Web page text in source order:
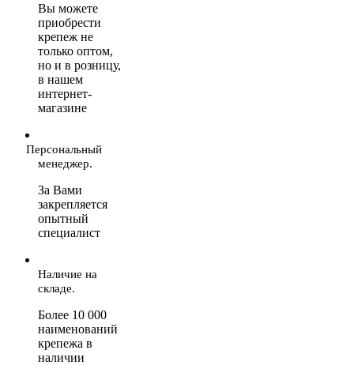
Вы можете
приобрести
крепеж не
только оптом,
но и в розницу,
в нашем
интернет-
магазине
Персональный
менеджер.
За Вами
закрепляется
опытный
специалист
Наличие на
складе.
Более 10 000
наименований
крепежа в
наличии